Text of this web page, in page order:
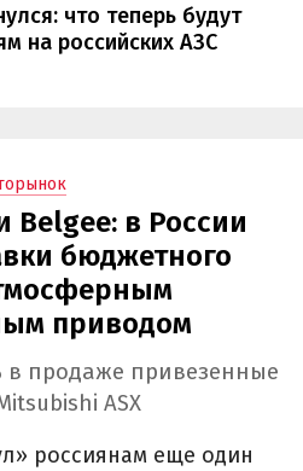
что теперь будут
на российских АЗС
Belgee: в России
бюджетного
приводом
в продаже привезенные
ASX
россиянам еще один